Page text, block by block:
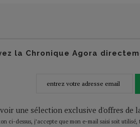
la Chronique Agora
une sélection exclusive d'offres de
ci-dessus, j’accepte que mon e-mail saisi soit